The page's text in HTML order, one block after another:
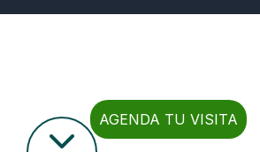
AGENDA TU VISITA